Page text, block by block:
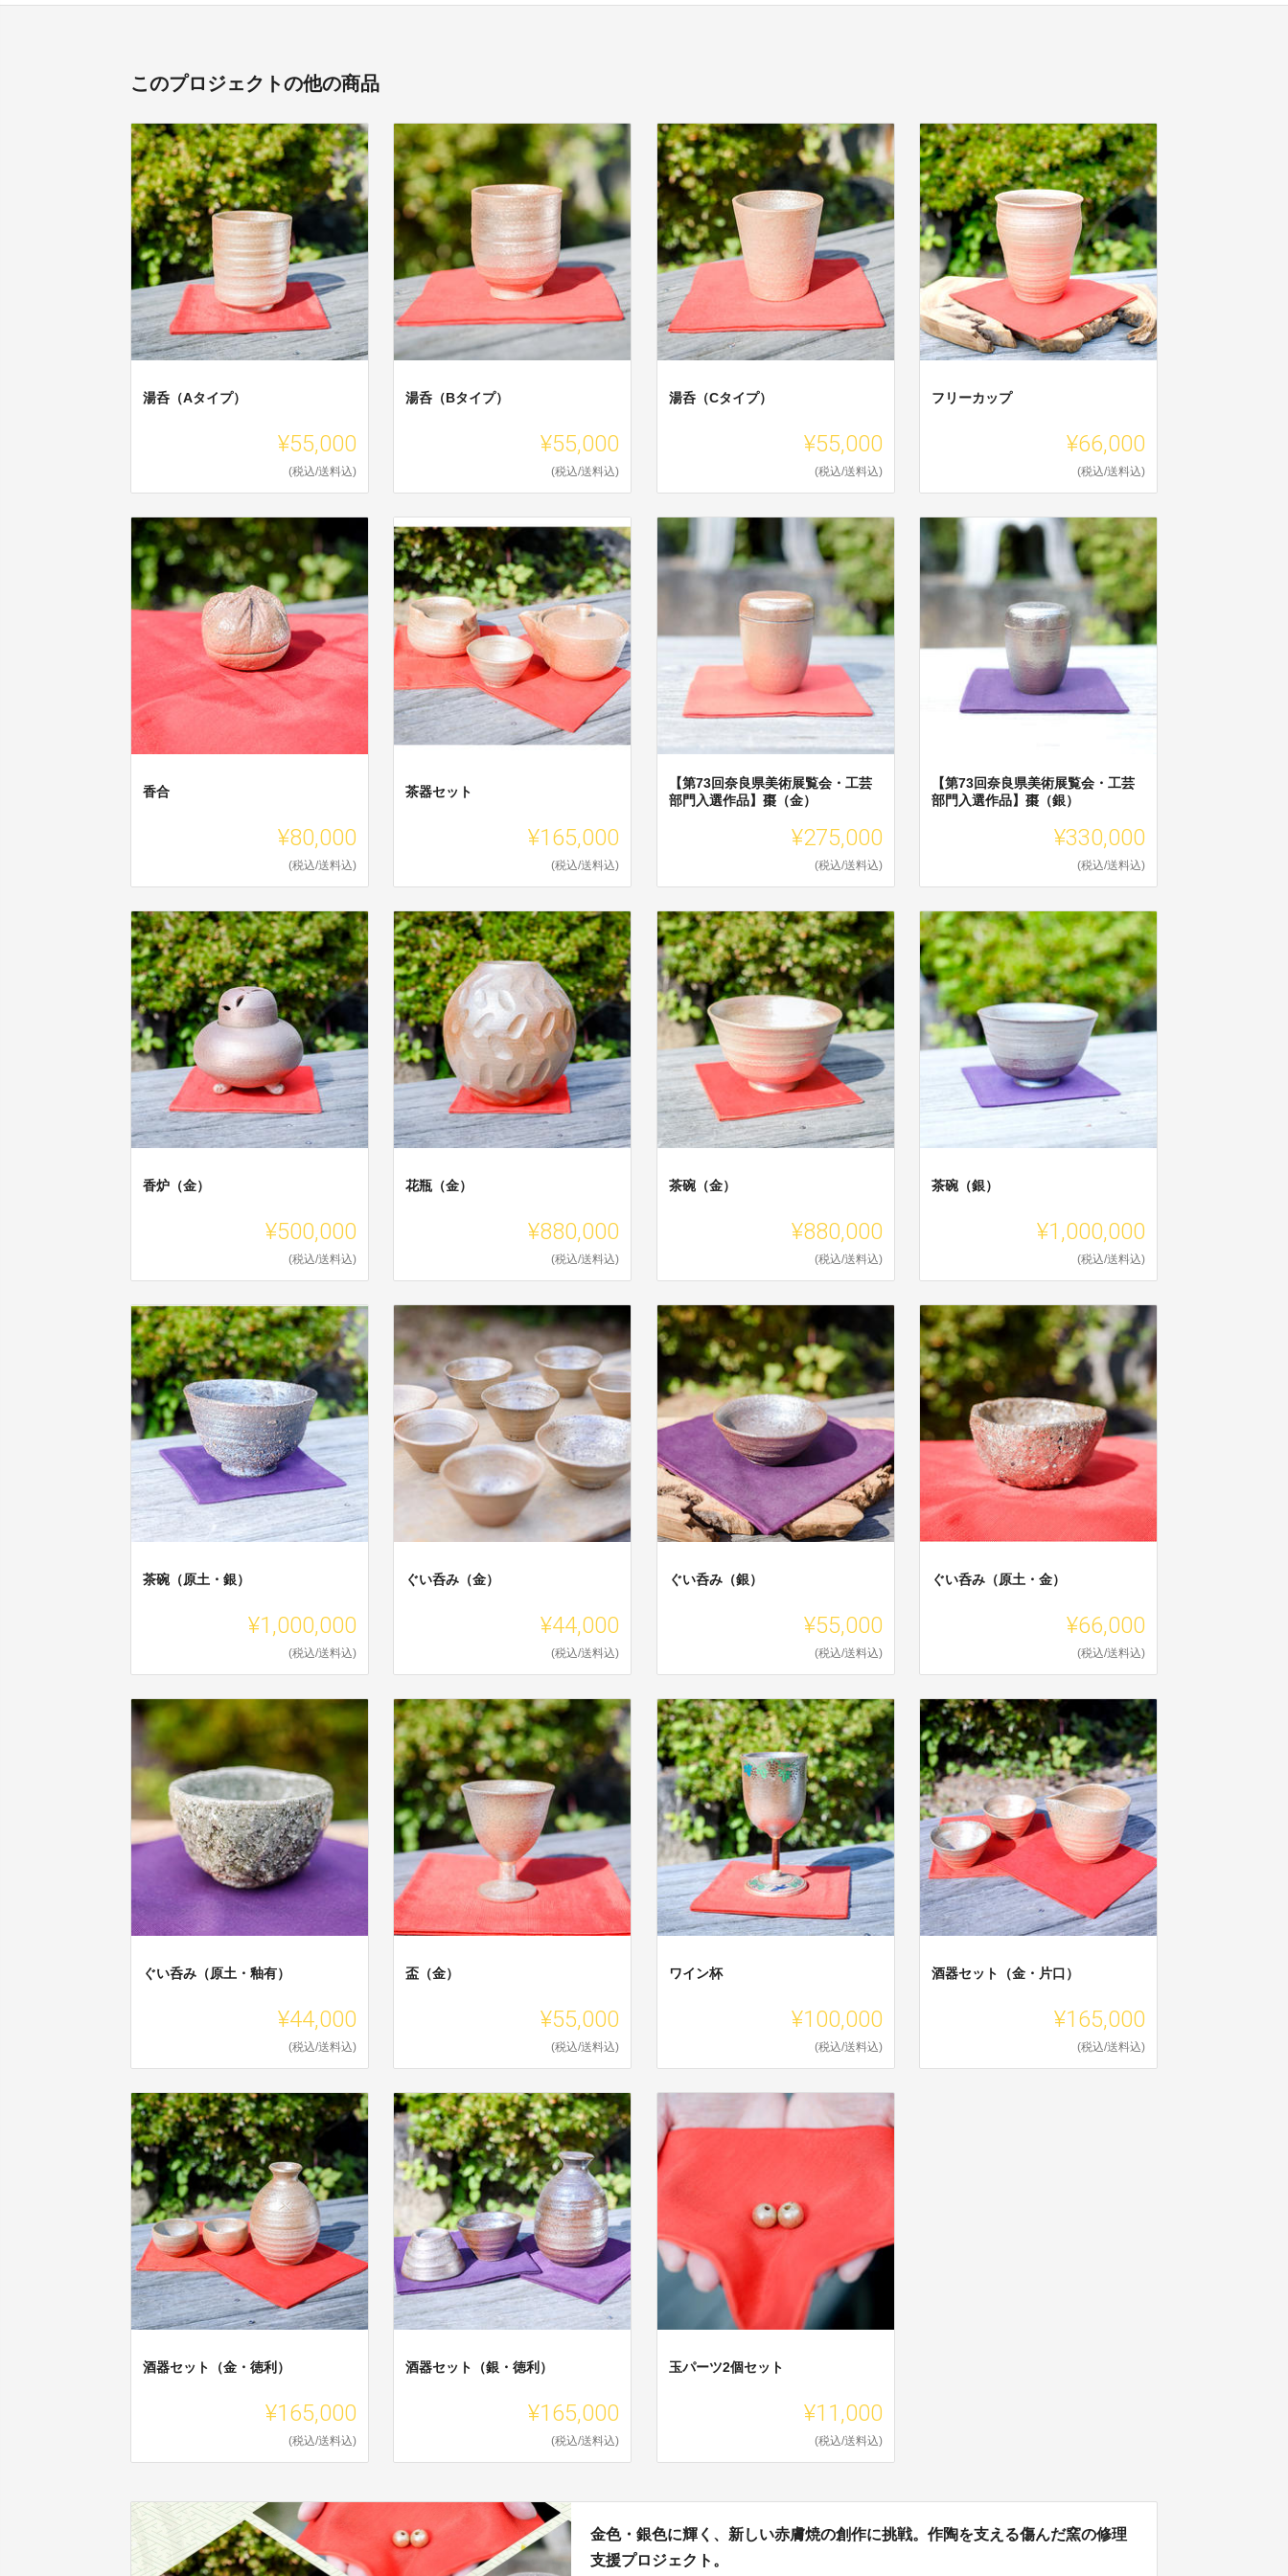
このプロジェクトの他の商品
湯呑（Aタイプ）
¥55,000
(税込/送料込)
湯呑（Bタイプ）
¥55,000
(税込/送料込)
湯呑（Cタイプ）
¥55,000
(税込/送料込)
フリーカップ
¥66,000
(税込/送料込)
香合
¥80,000
(税込/送料込)
茶器セット
¥165,000
(税込/送料込)
【第73回奈良県美術展覧会・工芸
部門入選作品】棗（金）
¥275,000
(税込/送料込)
【第73回奈良県美術展覧会・工芸
部門入選作品】棗（銀）
¥330,000
(税込/送料込)
香炉（金）
¥500,000
(税込/送料込)
花瓶（金）
¥880,000
(税込/送料込)
茶碗（金）
¥880,000
(税込/送料込)
茶碗（銀）
¥1,000,000
(税込/送料込)
茶碗（原土・銀）
¥1,000,000
(税込/送料込)
ぐい呑み（金）
¥44,000
(税込/送料込)
ぐい呑み（銀）
¥55,000
(税込/送料込)
ぐい呑み（原土・金）
¥66,000
(税込/送料込)
ぐい呑み（原土・釉有）
¥44,000
(税込/送料込)
盃（金）
¥55,000
(税込/送料込)
ワイン杯
¥100,000
(税込/送料込)
酒器セット（金・片口）
¥165,000
(税込/送料込)
酒器セット（金・徳利）
¥165,000
(税込/送料込)
酒器セット（銀・徳利）
¥165,000
(税込/送料込)
玉パーツ2個セット
¥11,000
(税込/送料込)
金色・銀色に輝く、新しい赤膚焼の創作に挑戦。作陶を支える傷んだ窯の修理
支援プロジェクト。